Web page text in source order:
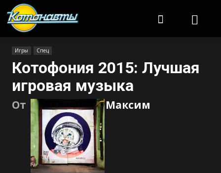
Игры Спец
Котофония 2015: Лучшая
игровая музыка
От Максим